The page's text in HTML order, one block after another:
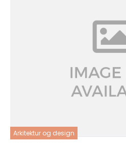
Arkitektur og design